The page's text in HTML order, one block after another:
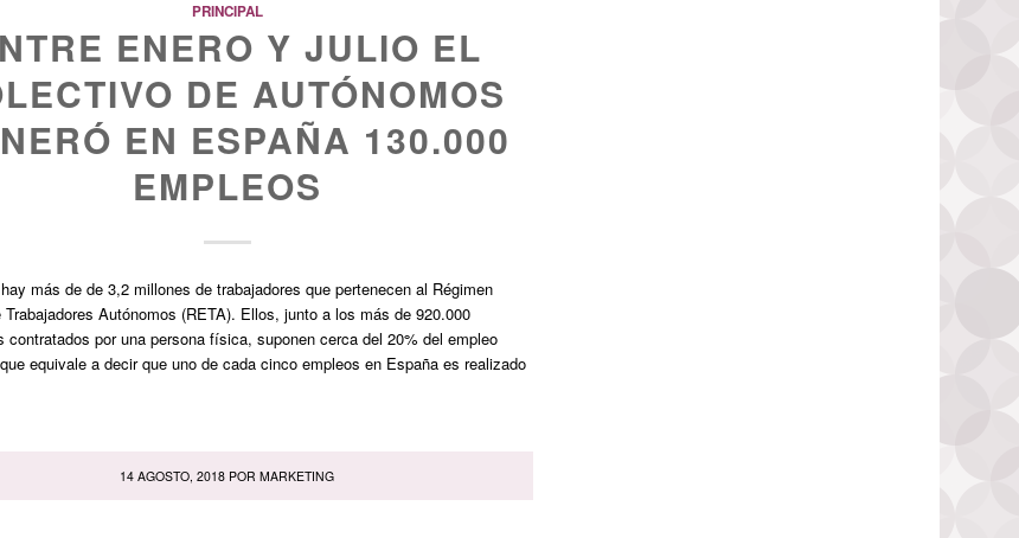
PRINCIPAL
ENERO Y JULIO EL
DE AUTÓNOMOS
EN ESPAÑA 130.000
EMPLEOS
más de de 3,2 millones de trabajadores que pertenecen al Régimen
Trabajadores Autónomos (RETA). Ellos, junto a los más de 920.000
contratados por una persona física, suponen cerca del 20% del empleo
equivale a decir que uno de cada cinco empleos en España es realizado
14 AGOSTO, 2018 PORMARKETING